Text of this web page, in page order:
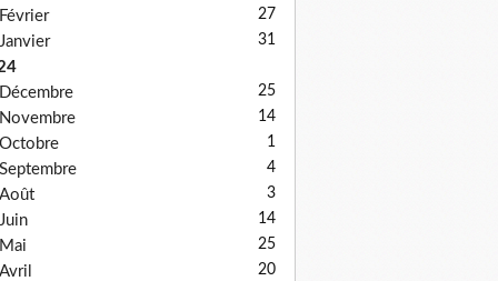
Février 27
Janvier 31
Décembre
25
Novembre 14
Octobre 1
Septembre 4
Août 3
Juin 14
Mai 25
Avril 20